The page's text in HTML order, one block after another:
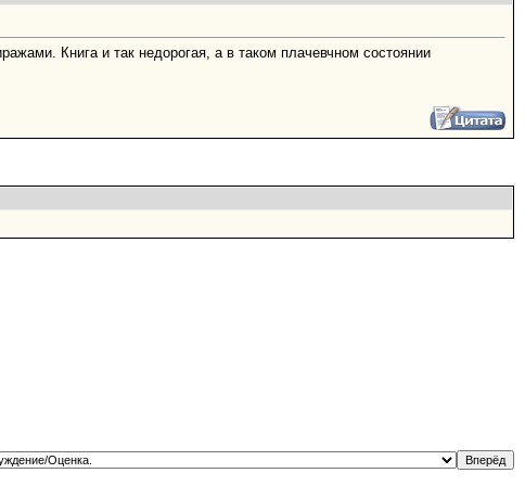
Книга и так недорогая, а в таком плачевчном состоянии